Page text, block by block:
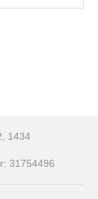
1434
31754496